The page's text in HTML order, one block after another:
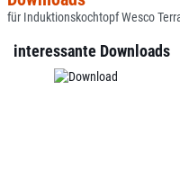
für Induktionskochtopf Wesco
interessante Downloads